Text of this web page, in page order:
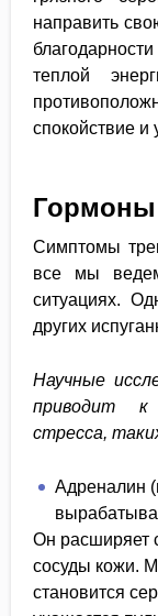
направить
теплой
спокойствие и
Гормоны
Симптомы
все мы
ситуациях.
других
Научные
приводит к
стресса,
Адреналин
Он расширяет
сосуды кожи.
становится